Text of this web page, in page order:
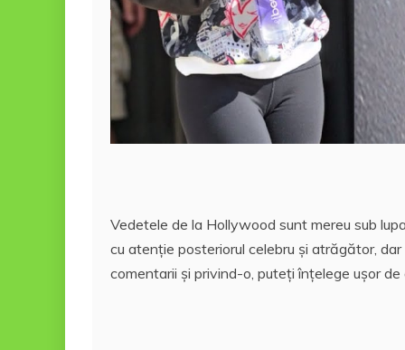
Vedetele de la Hollywood sunt mereu sub
cu atenţie posteriorul celebru şi atrăgător,
comentarii şi privind-o, puteţi înţelege uşor de